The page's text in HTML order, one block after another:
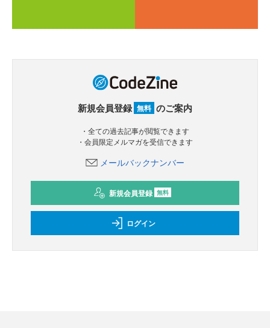
新規会員登録 無料 のご案内
・全ての過去記事が閲覧できます
・会員限定メルマガを受信できます
メールバックナンバー
新規会員登録 無料
ログイン